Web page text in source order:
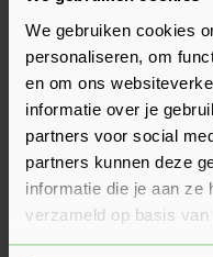
We gebruiken cookies
personaliseren, om
en om ons
informatie over je
partners voor social
partners kunnen deze
informatie die je aan ze
verzameld op basis
product. Hun feedback
van de kwaliteit en het
Heb je zelf ervaring met
review achter, zo help je
dragen we samen bij
Beoordeling schrijven
Veelgestelde vragen
Hier vind je antwoorden